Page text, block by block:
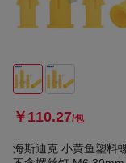
￥110.27/包
海斯迪克 小黄鱼塑料